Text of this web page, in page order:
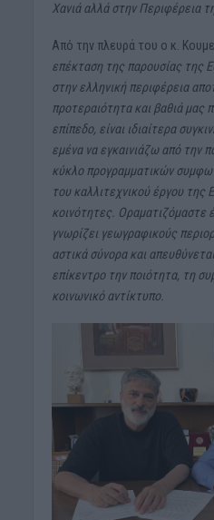
Χανιά αλλά στην Περιφέρεια
Από την πλευρά του ο κ.
επέκταση της παρουσίας της
στην ελληνική περιφέρεια
προτεραιότητα και βαθιά μας
επίπεδο, είναι ιδιαίτερα
εμένα να εγκαινιάζω από την
κύκλο προγραμματικών
του καλλιτεχνικού έργου της
κοινότητες. Οραματιζόμαστε
γνωρίζει γεωγραφικούς
αστικά σύνορα και
επίκεντρο την ποιότητα, τη
κοινωνικό αντίκτυπο.